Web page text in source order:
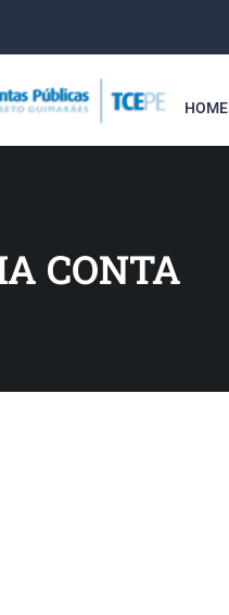
HOME
CONTA